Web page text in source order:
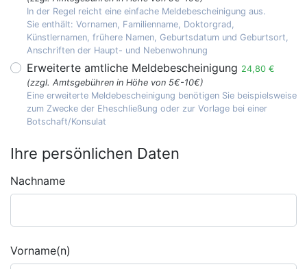
In der Regel reicht eine einfache Meldebescheinigung aus.
Sie enthält: Vornamen, Familienname, Doktorgrad,
Künstlernamen, frühere Namen, Geburtsdatum und Geburtsort,
Anschriften der Haupt- und Nebenwohnung
Erweiterte amtliche Meldebescheinigung 24,80 €
(zzgl. Amtsgebühren in Höhe von 5€-10€)
Eine erweiterte Meldebescheinigung benötigen Sie beispielsweise
zum Zwecke der Eheschließung oder zur Vorlage bei einer
Botschaft/Konsulat
Ihre persönlichen Daten
Nachname
Vorname(n)